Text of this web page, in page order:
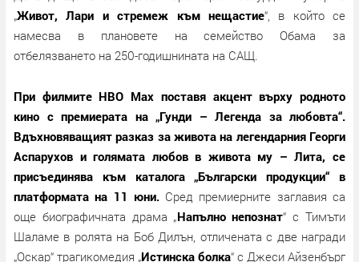
„Живот, Лари и стремеж към нещастие“, в който се
намесва в плановете на семейство Обама за
отбелязването на 250-годишнината на САЩ.
При филмите HBO Max поставя акцент върху родното
кино с премиерата на „Гунди – Легенда за любовта“.
Вдъхновяващият разказ за живота на легендарния Георги
Аспарухов и голямата любов в живота му – Лита, се
присъединява към каталога „Български продукции“ в
платформата на 11 юни. Сред премиерните заглавия са
още биографичната драма „Напълно непознат“ с Тимъти
Шаламе в ролята на Боб Дилън, отличената с две награди
„Оскар“ трагикомедия „Истинска болка“ с Джеси Айзенбърг